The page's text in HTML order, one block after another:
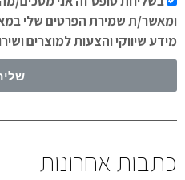
ומאשר/ת שמירת הפרטים שלי
מידע שיווקי והצעות למוצרים
כתבות אחרונות